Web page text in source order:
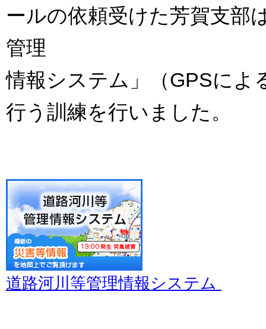
ールの依頼受けた芳賀支部
管理
情報システム」（GPSによ
行う訓練を行いました。
道路河川等管理情報システム